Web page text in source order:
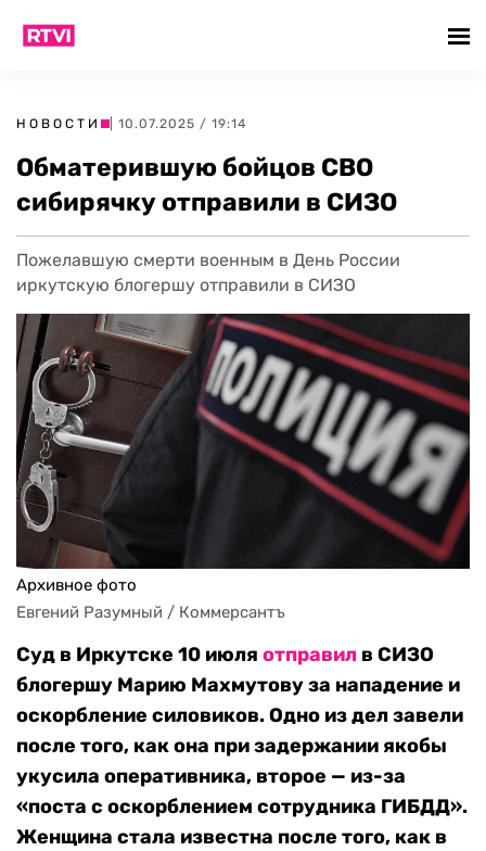
НОВОСТИ | 10.07.2025 / 19:14
Обматерившую бойцов СВО
сибирячку отправили в СИЗО
Пожелавшую смерти военным в День России
иркутскую блогершу отправили в СИЗО
Архивное фото
Евгений Разумный / Коммерсантъ
Суд в Иркутске 10 июля отправил в СИЗО
блогершу Марию Махмутову за нападение и
оскорбление силовиков. Одно из дел завели
после того, как она при задержании якобы
укусила оперативника, второе — из-за
«поста с оскорблением сотрудника ГИБДД».
Женщина стала известна после того, как в